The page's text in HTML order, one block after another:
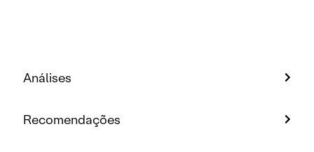
Análises
Recomendações